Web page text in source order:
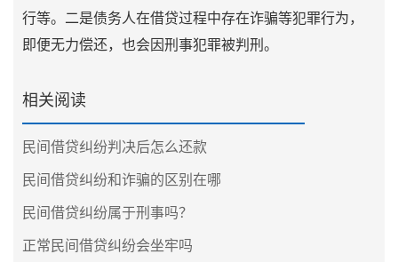
行等。二是债务人在借贷过程中存在诈骗等犯罪行为，
即便无力偿还，也会因刑事犯罪被判刑。
相关阅读
民间借贷纠纷判决后怎么还款
民间借贷纠纷和诈骗的区别在哪
民间借贷纠纷属于刑事吗？
正常民间借贷纠纷会坐牢吗